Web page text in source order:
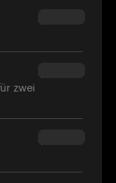
$54.90
zwei
$34.95
$160.00